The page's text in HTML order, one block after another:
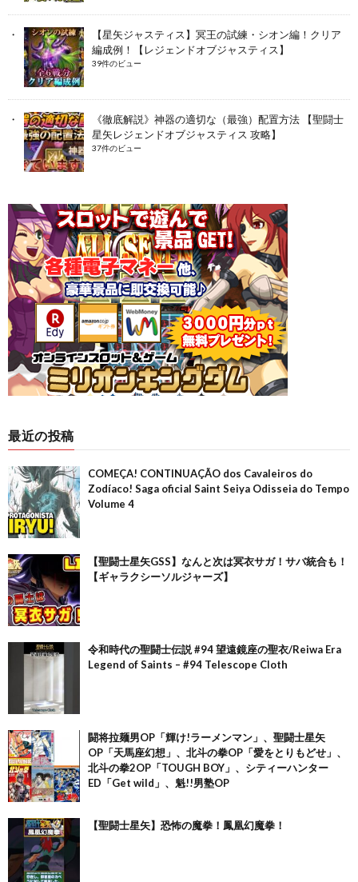
【星矢ジャスティス】冥王の試練・シオン編！クリア
編成例！【レジェンドオブジャスティス】
39件のビュー
《徹底解説》神器の適切な（最強）配置方法 【聖闘士
星矢レジェンドオブジャスティス 攻略】
37件のビュー
最近の投稿
COMEÇA! CONTINUAÇÃO dos Cavaleiros do
Zodíaco! Saga oficial Saint Seiya Odisseia do Tempo
Volume 4
【聖闘士星矢GSS】なんと次は冥衣サガ！サバ統合も！
【ギャラクシーソルジャーズ】
令和時代の聖闘士伝説 #94 望遠鏡座の聖衣/Reiwa Era
Legend of Saints – #94 Telescope Cloth
闘将拉麺男OP「輝け!ラーメンマン」、聖闘士星矢
OP「天馬座幻想」、北斗の拳OP「愛をとりもどせ」、
北斗の拳2OP「TOUGH BOY」、シティーハンター
ED「Get wild」、魁!!男塾OP
【聖闘士星矢】恐怖の魔拳！鳳凰幻魔拳！